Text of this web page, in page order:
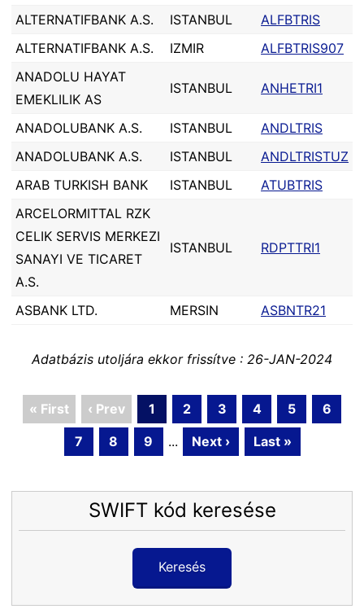
ALTERNATIFBANK A.S.
ISTANBUL
ALFBTRIS
ALTERNATIFBANK A.S.
IZMIR
ALFBTRIS907
ANADOLU HAYAT
EMEKLILIK AS
ISTANBUL ANHETRI1
ANADOLUBANK A.S. ISTANBUL
ANDLTRIS
ANADOLUBANK A.S.
ISTANBUL
ANDLTRISTUZ
ARAB TURKISH BANK
ISTANBUL
ATUBTRIS
ARCELORMITTAL RZK
CELIK SERVIS MERKEZI
SANAYI VE TICARET
A.S.
ISTANBUL RDPTTRI1
ASBANK LTD. MERSIN ASBNTR21
Adatbázis utoljára ekkor frissítve : 26-JAN-2024
« First ‹ Prev 1 2 3 4 5
6
7
8 9 ... Next › Last »
SWIFT kód keresése
Keresés